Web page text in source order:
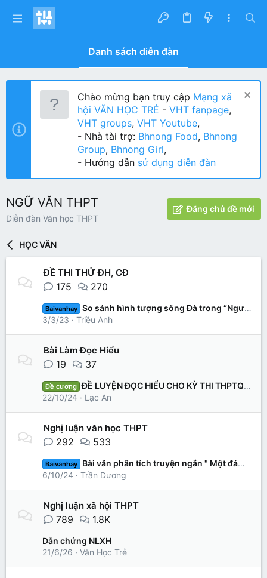
Danh sách diễn đàn
Chào mừng bạn truy cập Mạng xã
hội VĂN HỌC TRẺ - VHT fanpage,
VHT groups, VHT Youtube,
- Nhà tài trợ: Bhnong Food, Bhnong
Group, Bhnong Girl,
- Hướng dẫn sử dụng diễn đàn
NGỮ VĂN THPT
Diễn đàn Văn học THPT
Đăng chủ đề mới
HỌC VĂN
ĐỀ THI THỬ ĐH, CĐ
175 270
Baivanhay So sánh hình tượng sông Đà trong “Người lái đò sông Đà” và sông Hương trong “Ai đã đặt tên cho dòng sông”
3/3/23
Triều Anh
Bài Làm Đọc Hiểu
19 37
Đề cương ĐỀ LUYỆN ĐỌC HIỂU CHO KỲ THI THPTQG _ ĐỀ 1
22/10/24
Lạc An
Nghị luận văn học THPT
292 533
Baivanhay
Bài văn phân tích truyện ngắn " Một đám cưới" của nhà văn Nam Cao theo chương trình mới - Bài viết số 4
6/10/24
Trần Dương
Nghị luận xã hội THPT
789 1.8K
Dẫn chứng NLXH
21/6/26
Văn Học Trẻ